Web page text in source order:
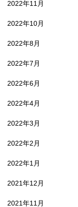
2022年11月
2022年10月
2022年8月
2022年7月
2022年6月
2022年4月
2022年3月
2022年2月
2022年1月
2021年12月
2021年11月